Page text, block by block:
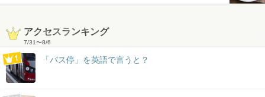
アクセスランキング
7/31〜8/6
「バス停」を英語で言うと？